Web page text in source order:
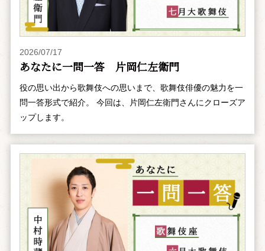
2026/07/17
あなたに一問一答 片岡仁左衛門
役の思い出から歌舞伎への思いまで、歌舞伎俳優の魅力を一
問一答形式で紹介。 今回は、片岡仁左衛門さんにクローズア
ップします。